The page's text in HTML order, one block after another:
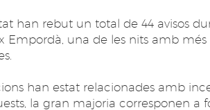
han rebut un total de 44 avisos
Empordà, una de les nits amb
han estat relacionades amb
la gran majoria corresponen a